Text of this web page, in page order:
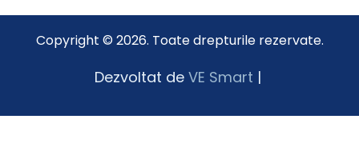
Copyright © 2026. Toate drepturile rezervate.
Dezvoltat de VE Smart |